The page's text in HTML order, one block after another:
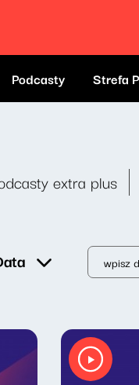
Podcasty Strefa
extra plus